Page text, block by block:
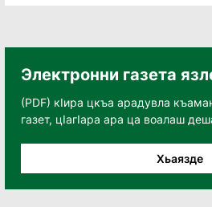
Электронни газета
(PDF) кӀира цкъа арадувла
газет, цӀагӀара ара ца воалаш
Хьаязде